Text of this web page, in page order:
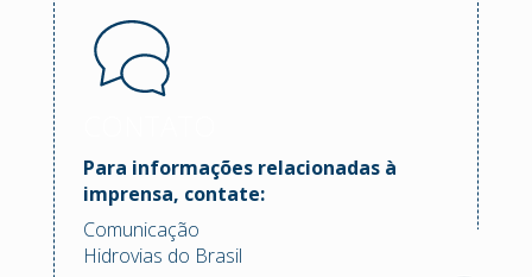
Para informações relacionadas à
imprensa, contate:
Comunicação
Hidrovias do Brasil